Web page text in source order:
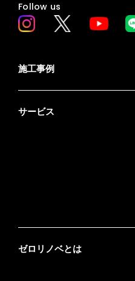
Follow us
施工事例
サービス
ゼロリノベとは